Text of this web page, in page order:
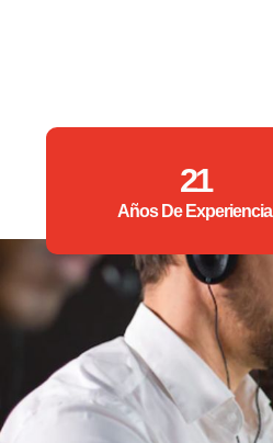
21
Años De Experiencia